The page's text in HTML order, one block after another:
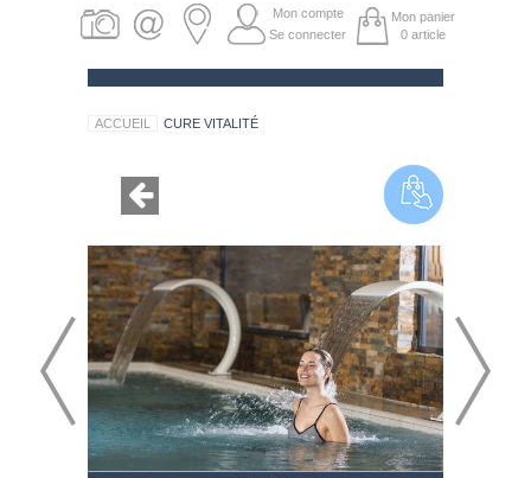
PRODUITS COSMÉTIQUES
GUIDE CADEAUX
Mon compte
Se connecter
Mon panier
0 article
ACCUEIL CURE VITALITÉ